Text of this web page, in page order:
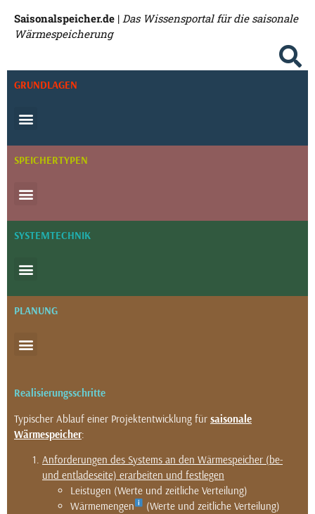
Saisonalspeicher.de | Das Wissensportal für die saisonale
Wärmespeicherung
GRUNDLAGEN
SPEICHERTYPEN
SYSTEMTECHNIK
PLANUNG
Realisierungsschritte
Typischer Ablauf einer Projektentwicklung für saisonale
Wärmespeicher:
Anforderungen des Systems an den Wärmespeicher (be-
und entladeseite) erarbeiten und festlegen
Leistugen (Werte und zeitliche Verteilung)
Wärmemengen
(Werte und zeitliche Verteilung)